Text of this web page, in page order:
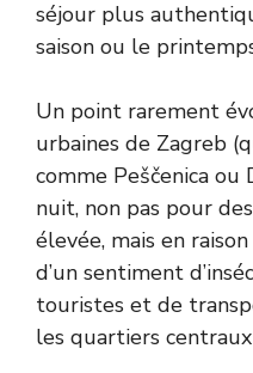
séjour plus
saison ou le
Un point rarement
urbaines de Zagreb
comme Peščenica
nuit, non pas pour
élevée, mais en
d’un sentiment
touristes et de
les quartiers